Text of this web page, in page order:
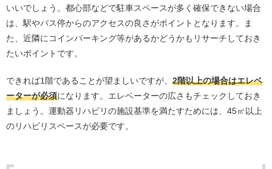
いいでしょう。都心部などで駐車スペースが多く確保できない場合
は、駅やバス停からのアクセスの良さがポイントとなります。ま
た、近隣にコインパーキング等があるかどうかもリサーチしておき
たいポイントです。
できれば1階であることが望ましいですが、 2階以上の場合はエレベ
ーターが必須になります。エレベーターの広さもチェックしておき
ましょう。運動器リハビリの施設基準を満たすためには、45㎡以上
のリハビリスペースが必要です。